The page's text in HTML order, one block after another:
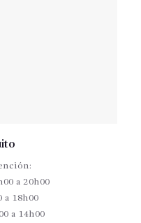
a 20h00
a 18h00
a 14h00